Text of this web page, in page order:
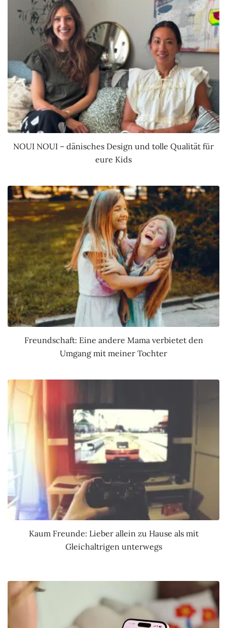
NOUI NOUI – dänisches Design und tolle Qualität für
eure Kids
Freundschaft: Eine andere Mama verbietet den
Umgang mit meiner Tochter
Kaum Freunde: Lieber allein zu Hause als mit
Gleichaltrigen unterwegs